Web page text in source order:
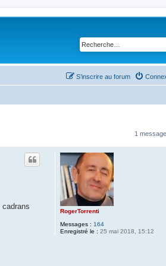
S’inscrire au forum
1
RogerTorrenti
Messages : 164
Enregistré le : 25 mai 2018, 15:12